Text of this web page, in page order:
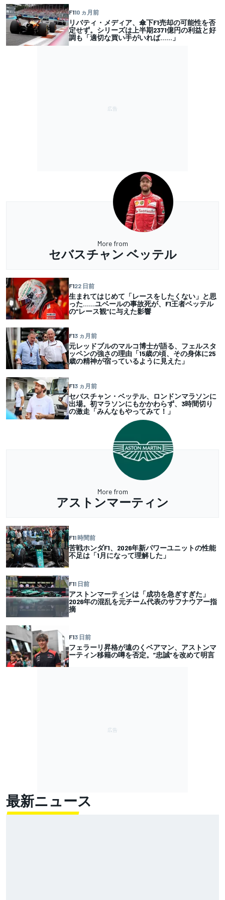
F110 ヵ月前
リバティ・メディア、傘下F1売却の可能性を否
定せず。シリーズは上半期2371億円の利益と好
調も「適切な買い手がいれば……」
More from
セバスチャン ベッテル
F122 日前
生まれてはじめて「レースをしたくない」と思
った……ユベールの事故死が、F1王者ベッテル
の“レース観”に与えた影響
F13 ヵ月前
元レッドブルのマルコ博士が語る、フェルスタ
ッペンの強さの理由「15歳の頃、その身体に25
歳の精神が宿っているように見えた」
F13 ヵ月前
セバスチャン・ベッテル、ロンドンマラソンに
出場。初マラソンにもかかわらず、3時間切り
の激走「みんなもやってみて！」
More from
アストンマーティン
F11 時間前
苦戦ホンダF1、2026年新パワーユニットの性能
不足は「1月になって理解した」
F11 日前
アストンマーティンは「成功を急ぎすぎた」
2026年の混乱を元チーム代表のサフナウアー指
摘
F13 日前
フェラーリ昇格が遠のくベアマン、アストンマ
ーティン移籍の噂を否定。”忠誠”を改めて明言
最新ニュース